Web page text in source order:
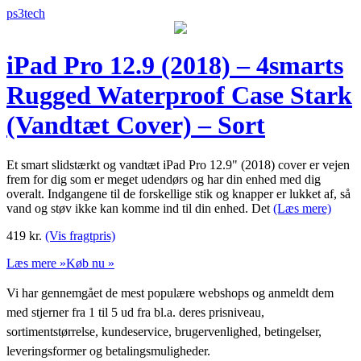
ps3tech
iPad Pro 12.9 (2018) – 4smarts
Rugged Waterproof Case Stark
(Vandtæt Cover) – Sort
Et smart slidstærkt og vandtæt iPad Pro 12.9" (2018) cover er vejen
frem for dig som er meget udendørs og har din enhed med dig
overalt. Indgangene til de forskellige stik og knapper er lukket af, så
vand og støv ikke kan komme ind til din enhed. Det (Læs mere)
419 kr. (Vis fragtpris)
Læs mere »Køb nu »
Vi har gennemgået de mest populære webshops og anmeldt dem
med stjerner fra 1 til 5 ud fra bl.a. deres prisniveau,
sortimentstørrelse, kundeservice, brugervenlighed, betingelser,
leveringsformer og betalingsmuligheder.